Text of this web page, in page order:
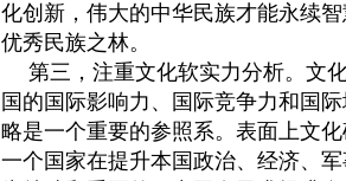
化创新，伟大的中华民族才能永续
优秀民族之林。
第三，注重文化软实力分析。文
国的国际影响力、国际竞争力和国
略是一个重要的参照系。表面上文
一个国家在提升本国政治、经济、